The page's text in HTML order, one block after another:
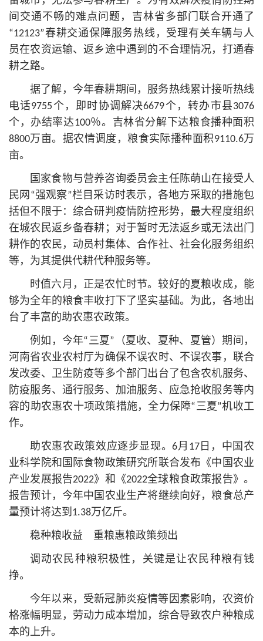
间交通不畅的难点问题，吉林省多部门联合开通了
“12123”春耕交通保障服务热线，受理有关车辆与人
员在农资运输、返乡途中遇到的不合理情况，打通春
耕之路。
据了解，今年春耕期间，服务热线累计接听热线
电话9755个，即时协调解决6679个，转办市县3076
个，办结率达100％。吉林省分解下达粮食播种面积
8800万亩。据农情调度，粮食实际播种面积9110.6万
亩。
国家食物与营养咨询委员会主任陈萌山在接受人
民网“强观察”栏目采访时表示，各地方采取的措施包
括但不限于：综合研判疫情防控形势，最大程度组织
在城农民返乡备春耕；对于暂时无法返乡或无法出门
耕作的农民，动员村集体、合作社、社会化服务组织
等，为其提供代耕代种服务等。
时值六月，正是农忙时节。较好的夏粮收成，能
够为全年的粮食丰收打下了坚实基础。为此，各地出
台了丰富的助农惠农政策。
例如，今年“三夏”（夏收、夏种、夏管）期间，
河南省农业农村厅为确保不误农时、不误农事，联合
发改委、卫生防疫等多个部门出台了包含农机服务、
防疫服务、通行服务、加油服务、应急抢收服务等内
容的助农惠农十项政策措施，全力保障“三夏”机收工
作。
助农惠农政策效应逐步显现。6月17日，中国农
业科学院和国际食物政策研究所联合发布《中国农业
产业发展报告2022》和《2022全球粮食政策报告》。
报告预计，今年中国农业生产将继续向好，粮食总产
量预计将达到1.38万亿斤。
稳种粮收益 重粮惠粮政策频出
调动农民种粮积极性，关键是让农民种粮有钱
挣。
今年以来，受新冠肺炎疫情等因素影响，农资价
格涨幅明显，劳动力成本增加，综合导致农户种粮成
本的上升。